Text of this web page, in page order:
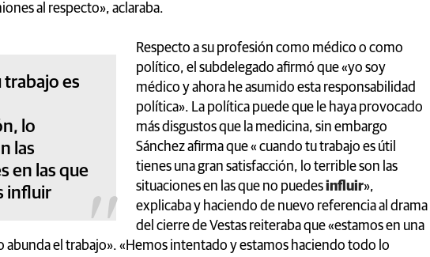
al respecto», aclaraba.
trabajo es
lo
las
en las que
influir
Respecto a su profesión como médico o como
político, el subdelegado afirmó que «yo soy
médico y ahora he asumido esta responsabilidad
política». La política puede que le haya provocado
más disgustos que la medicina, sin embargo
Sánchez afirma que « cuando tu trabajo es útil
tienes una gran satisfacción, lo terrible son las
situaciones en las que no puedesinfluir»,
explicaba y haciendo de nuevo referencia al drama
del cierre de Vestas reiteraba que «estamos en una
abunda el trabajo». «Hemos intentado y estamos haciendo todo lo